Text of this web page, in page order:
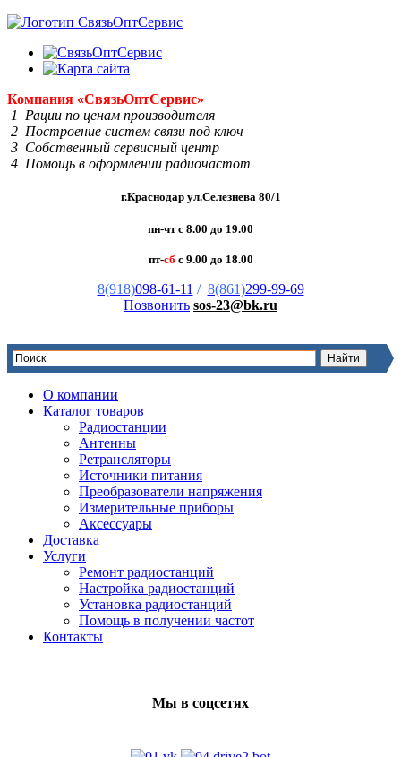
Компания «СвязьОптСервис»
1 Рации по ценам производителя
2 Построение систем связи под ключ
3 Собственный сервисный центр
4 Помощь в оформлении радиочастот
г.Краснодар ул.Селезнева 80/1
пн-чт с 8.00 до 19.00
пт-сб с 9.00 до 18.00
8(918)098-61-11 / 8(861)299-99-69
Позвонить sos-23@bk.ru
О компании
Каталог товаров
Радиостанции
Антенны
Ретрансляторы
Источники питания
Преобразователи напряжения
Измерительные приборы
Аксессуары
Доставка
Услуги
Ремонт радиостанций
Настройка радиостанций
Установка радиостанций
Помощь в получении частот
Контакты
Мы в соцсетях